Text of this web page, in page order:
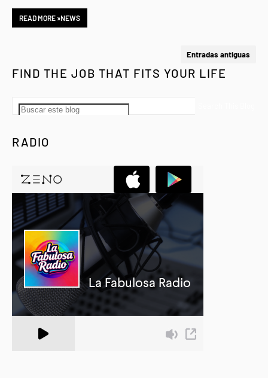
READ MORE »NEWS
Entradas antiguas
FIND THE JOB THAT FITS YOUR LIFE
RADIO